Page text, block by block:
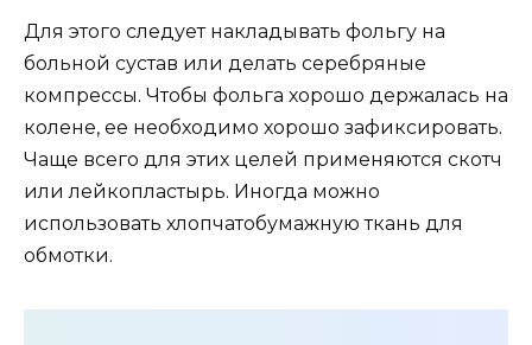
Для этого следует накладывать фольгу на
больной сустав или делать серебряные
компрессы. Чтобы фольга хорошо держалась на
колене, ее необходимо хорошо зафиксировать.
Чаще всего для этих целей применяются скотч
или лейкопластырь. Иногда можно
использовать хлопчатобумажную ткань для
обмотки.